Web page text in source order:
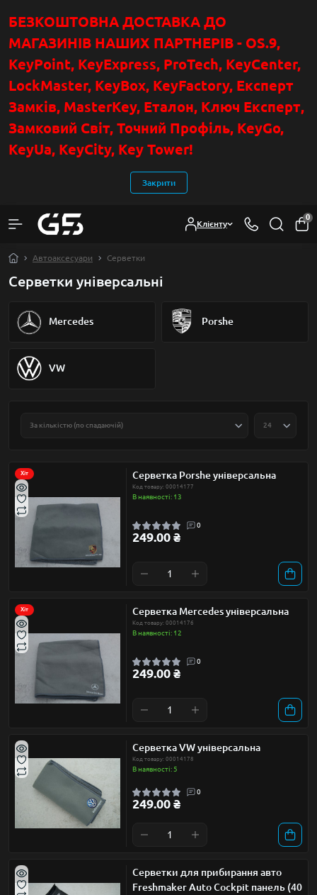
БЕЗКОШТОВНА ДОСТАВКА ДО
МАГАЗИНІВ НАШИХ ПАРТНЕРІВ - OS.9,
KeyPoint, KeyExpress, ProTech, KeyCenter,
LockMaster, KeyBox, KeyFactory, Експерт
Замків, MasterKey, Еталон, Ключ Експерт,
Замковий Світ, Точний Профіль, KeyGo,
KeyUa, KeyCity, Key Tower!
Закрити
Клієнту
0
Автоаксесуари Серветки
Серветки універсальні
Mercedes Porshe
VW
Хіт Серветка Porshe універсальна
Код товару: 00014177
В наявності: 13
0
249.00 ₴
Хіт Серветка Mercedes універсальна
Код товару: 00014176
В наявності: 12
0
249.00 ₴
Серветка VW універсальна
Код товару: 00014178
В наявності: 5
0
249.00 ₴
Серветки для прибирання авто
Freshmaker Auto Cockpit панель (40